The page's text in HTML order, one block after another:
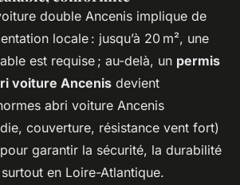
double Ancenis implique de
locale : jusqu’à 20 m², une
est requise ; au-delà, un permis
voiture Ancenis devient
abri voiture Ancenis
couverture, résistance vent fort)
garantir la sécurité, la durabilité
en Loire-Atlantique.